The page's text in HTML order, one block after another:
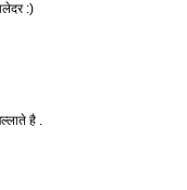
:)
है .